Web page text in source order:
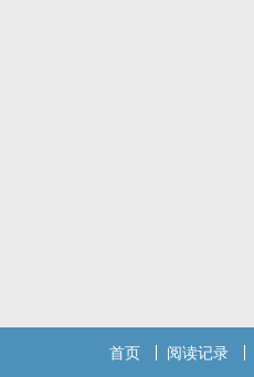
首页 阅读记录